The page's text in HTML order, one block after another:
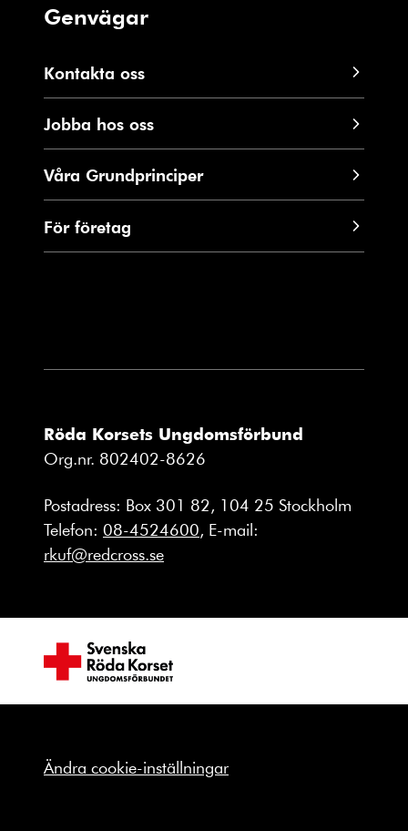
Genvägar
Kontakta oss
Jobba hos oss
Våra Grundprinciper
För företag
Röda Korsets Ungdomsförbund
Org.nr. 802402-8626
Postadress: Box 301 82, 104 25 Stockholm
Telefon: 08-4524600, E-mail:
rkuf@redcross.se
Ändra cookie-inställningar